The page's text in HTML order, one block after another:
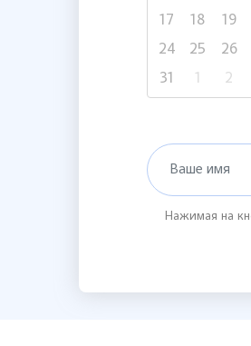
17
18 19
24
25 26
31
1 2
Ваше имя
Нажимая на